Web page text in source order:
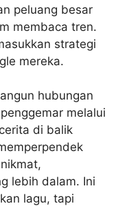
peluang besar
membaca tren.
strategi
mereka.
hubungan
melalui
di balik
lebih dalam. Ini
lagu, tapi